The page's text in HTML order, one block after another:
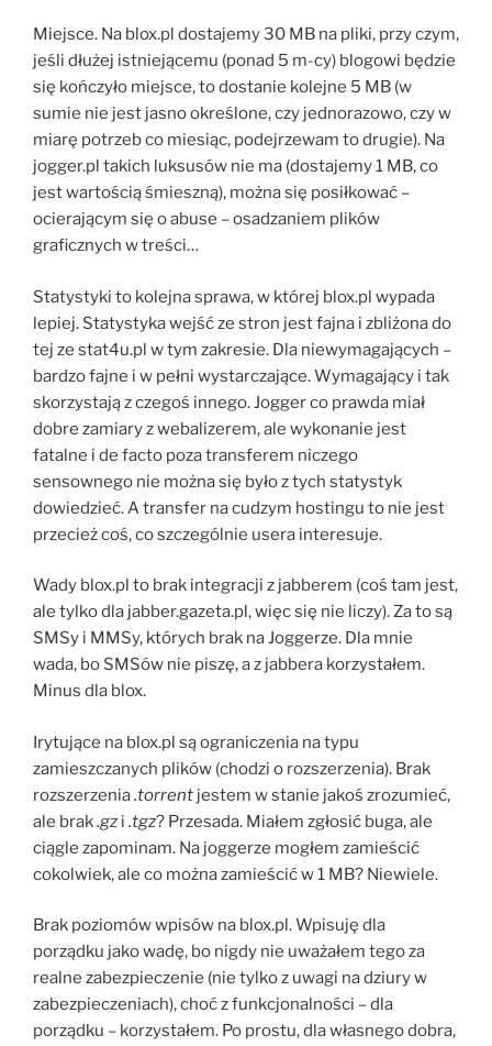
Miejsce. Na blox.pl dostajemy 30 MB na pliki, przy czym,
jeśli dłużej istniejącemu (ponad 5 m-cy) blogowi będzie
się kończyło miejsce, to dostanie kolejne 5 MB (w
sumie nie jest jasno określone, czy jednorazowo, czy w
miarę potrzeb co miesiąc, podejrzewam to drugie). Na
jogger.pl takich luksusów nie ma (dostajemy 1 MB, co
jest wartością śmieszną), można się posiłkować –
ocierającym się o abuse – osadzaniem plików
graficznych w treści…
Statystyki to kolejna sprawa, w której blox.pl wypada
lepiej. Statystyka wejść ze stron jest fajna i zbliżona do
tej ze stat4u.pl w tym zakresie. Dla niewymagających –
bardzo fajne i w pełni wystarczające. Wymagający i tak
skorzystają z czegoś innego. Jogger co prawda miał
dobre zamiary z webalizerem, ale wykonanie jest
fatalne i de facto poza transferem niczego
sensownego nie można się było z tych statystyk
dowiedzieć. A transfer na cudzym hostingu to nie jest
przecież coś, co szczególnie usera interesuje.
Wady blox.pl to brak integracji z jabberem (coś tam jest,
ale tylko dla jabber.gazeta.pl, więc się nie liczy). Za to są
SMSy i MMSy, których brak na Joggerze. Dla mnie
wada, bo SMSów nie piszę, a z jabbera korzystałem.
Minus dla blox.
Irytujące na blox.pl są ograniczenia na typu
zamieszczanych plików (chodzi o rozszerzenia). Brak
rozszerzenia.torrent jestem w stanie jakoś zrozumieć,
ale brak.gz i .tgz? Przesada. Miałem zgłosić buga, ale
ciągle zapominam. Na joggerze mogłem zamieścić
cokolwiek, ale co można zamieścić w 1 MB? Niewiele.
Brak poziomów wpisów na blox.pl. Wpisuję dla
porządku jako wadę, bo nigdy nie uważałem tego za
realne zabezpieczenie (nie tylko z uwagi na dziury w
zabezpieczeniach), choć z funkcjonalności – dla
porządku – korzystałem. Po prostu, dla własnego dobra,